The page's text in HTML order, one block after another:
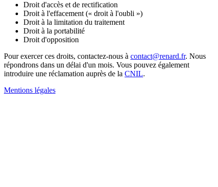
Droit d'accès et de rectification
Droit à l'effacement (« droit à l'oubli »)
Droit à la limitation du traitement
Droit à la portabilité
Droit d'opposition
Pour exercer ces droits, contactez-nous à contact@renard.fr. Nous
répondrons dans un délai d'un mois. Vous pouvez également
introduire une réclamation auprès de la CNIL.
Mentions légales